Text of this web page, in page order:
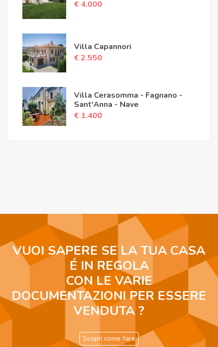
€ 4.000
Villa Capannori
€ 2.550
Villa Cerasomma - Fagnano -
Sant'Anna - Nave
€ 1.400
VUOI SAPERE SE LA TUA CASA
É IN REGOLA
CON LE VARIE
DOCUMENTAZIONI PER ESSERE
VENDUTA ?
Scopri come fare